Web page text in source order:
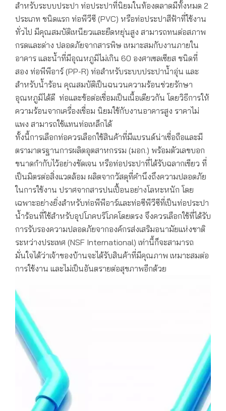
สำหรับระบบประปา ท่อประปาที่นิยมในท้องตลาดมีทั้งหมด 2
ประเภท ชนิดแรก ท่อพีวีซี (PVC) หรือท่อประปาสีฟ้าที่ใช้งาน
ทั่วไป มีคุณสมบัติเหนียวและยืดหยุ่นสูง สามารถทนต่อสภาพ
กรดและด่าง ปลอดภัยจากสารพิษ เหมาะสมกับงานภายใน
อาคาร และน้ำที่มีอุณหภูมิไม่เกิน 60 องศาเซลเซียส ชนิดที่
สอง ท่อพีพีอาร์ (PP-R) ท่อสำหรับระบบประปาน้ำอุ่น และ
สำหรับน้ำร้อน คุณสมบัติเป็นฉนวนความร้อนช่วยรักษา
อุณหภูมิได้ดี ท่อและข้อต่อเชื่อมเป็นเนื้อเดียวกัน โดยวิธีการให้
ความร้อนจากเครื่องเชื่อม นิยมใช้กับงานอาคารสูง ราคาไม่
แพง สามารถใช้แทนท่อเหล็กได้
ทั้งนี้การเลือกท่อควรเลือกใช้สินค้าที่มีแบรนด์น่าเชื่อถือและมี
ตรามาตรฐานการผลิตอุตสาหกรรม (มอก.) พร้อมตัวเลขบอก
ขนาดกำกับไว้อย่างชัดเจน หรือท่อประปาที่ได้รับฉลากเขียว ที่
เป็นมิตรต่อสิ่งแวดล้อม ผลิตจากวัสดุที่คำนึงถึงความปลอดภัย
ในการใช้งาน ปราศจากสารปนเปื้อนอย่างโลหะหนัก โดย
เฉพาะอย่างยิ่งสำหรับท่อพีพีอาร์และท่อซีพีวีซีที่เป็นท่อประปา
น้ำร้อนที่ใช้สำหรับอุปโภคบริโภคโดยตรง จึงควรเลือกใช้ที่ได้รับ
การรับรองความปลอดภัยจากองค์กรส่งเสริมอนามัยแห่งชาติ
ระหว่างประเทศ (NSF International) เท่านี้ก็จะสามารถ
มั่นใจได้ว่าเจ้าของบ้านจะได้รับสินค้าที่มีคุณภาพ เหมาะสมต่อ
การใช้งาน และไม่เป็นอันตรายต่อสุขภาพอีกด้วย